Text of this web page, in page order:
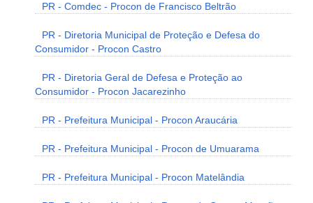
PR - Comdec - Procon de Francisco Beltrão
PR - Diretoria Municipal de Proteção e Defesa do
Consumidor - Procon Castro
PR - Diretoria Geral de Defesa e Proteção ao
Consumidor - Procon Jacarezinho
PR - Prefeitura Municipal - Procon Araucária
PR - Prefeitura Municipal - Procon de Umuarama
PR - Prefeitura Municipal - Procon Matelândia